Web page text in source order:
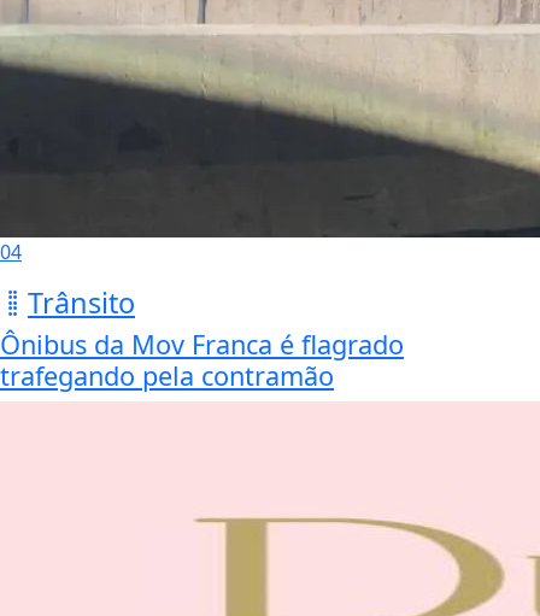
04
Trânsito
Ônibus da Mov Franca é flagrado
trafegando pela contramão